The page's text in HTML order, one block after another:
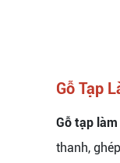
Gỗ Tạp
Gỗ tạp
thanh,